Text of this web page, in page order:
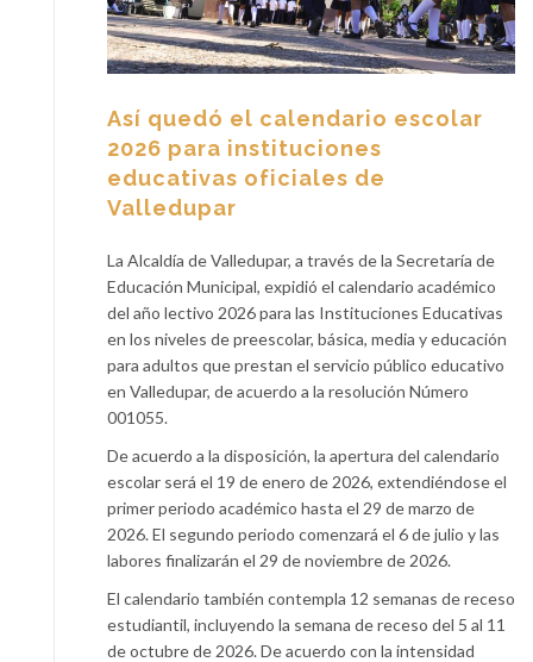
Así quedó el calendario escolar
2026 para instituciones
educativas oficiales de
Valledupar
La Alcaldía de Valledupar, a través de la Secretaría de
Educación Municipal, expidió el calendario académico
del año lectivo 2026 para las Instituciones Educativas
en los niveles de preescolar, básica, media y educación
para adultos que prestan el servicio público educativo
en Valledupar, de acuerdo a la resolución Número
001055.
De acuerdo a la disposición, la apertura del calendario
escolar será el 19 de enero de 2026, extendiéndose el
primer periodo académico hasta el 29 de marzo de
2026. El segundo periodo comenzará el 6 de julio y las
labores finalizarán el 29 de noviembre de 2026.
El calendario también contempla 12 semanas de receso
estudiantil, incluyendo la semana de receso del 5 al 11
de octubre de 2026. De acuerdo con la intensidad